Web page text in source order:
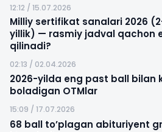
12:12 / 15.07.2026
Milliy sertifikat sanalari 2026
yillik) — rasmiy jadval qachon
qilinadi?
02:13 / 02.04.2026
2026-yilda eng past ball bilan
boladigan OTMlar
15:09 / 17.07.2026
68 ball to’plagan abituriyent